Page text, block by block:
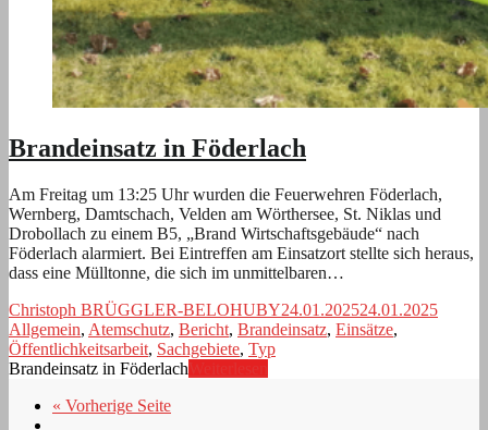
Brandeinsatz in Föderlach
Am Freitag um 13:25 Uhr wurden die Feuerwehren Föderlach,
Wernberg, Damtschach, Velden am Wörthersee, St. Niklas und
Drobollach zu einem B5, „Brand Wirtschaftsgebäude“ nach
Föderlach alarmiert. Bei Eintreffen am Einsatzort stellte sich heraus,
dass eine Mülltonne, die sich im unmittelbaren…
Christoph BRÜGGLER-BELOHUBY24.01.202524.01.2025
Allgemein, Atemschutz, Bericht, Brandeinsatz, Einsätze,
Öffentlichkeitsarbeit, Sachgebiete, Typ
Brandeinsatz in Föderlach
« Vorherige Seite